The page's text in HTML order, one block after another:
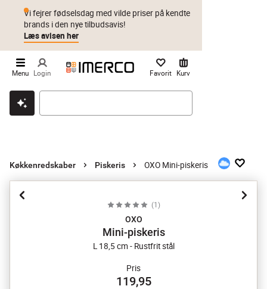
Klik & hent Byt i 1 år Prismatch
Vi fejrer fødselsdag med vilde priser på kendte
brands i den nye tilbudsavis!
Læs avisen her
Menu Login Favorit Kurv
Køkkenredskaber Piskeris OXO Mini-piskeris
(1 )
OXO
Mini-piskeris
L 18,5 cm - Rustfrit stål
Pris
119,95